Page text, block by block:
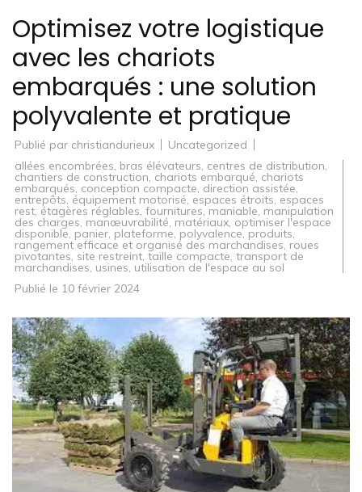
Optimisez votre logistique
avec les chariots
embarqués : une solution
polyvalente et pratique
Publié par christiandurieux
Uncategorized
allées encombrées, bras élévateurs, centres de distribution,
chantiers de construction, chariots embarqué, chariots
embarqués, conception compacte, direction assistée,
entrepôts, équipement motorisé, espaces étroits, espaces
rest, étagères réglables, fournitures, maniable, manipulation
des charges, manœuvrabilité, matériaux, optimiser l'espace
disponible, panier, plateforme, polyvalence, produits,
rangement efficace et organisé des marchandises, roues
pivotantes, site restreint, taille compacte, transport de
marchandises, usines, utilisation de l'espace au sol
Publié le 10 février 2024